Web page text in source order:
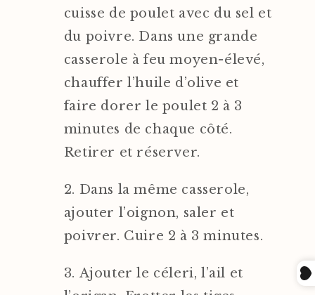
cuisse de poulet avec du sel et
du poivre. Dans une grande
casserole à feu moyen-élevé,
chauffer l’huile d’olive et
faire dorer le poulet 2 à 3
minutes de chaque côté.
Retirer et réserver.
Dans la même casserole,
ajouter l’oignon, saler et
poivrer. Cuire 2 à 3 minutes.
Ajouter le céleri, l’ail et